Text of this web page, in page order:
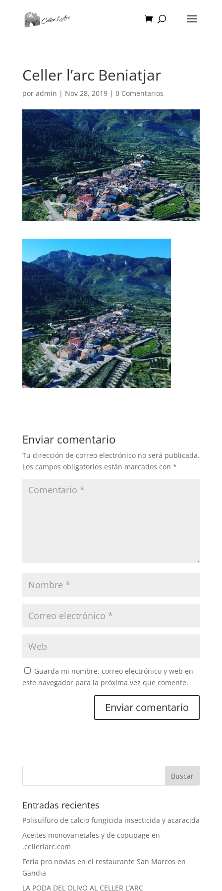
Celler l’arc Beniatjar
por admin | Nov 28, 2019| 0 Comentarios
Enviar comentario
Tu dirección de correo electrónico no será publicada.
Los campos obligatorios están marcados con *
Guarda mi nombre, correo electrónico y web en
este navegador para la próxima vez que comente.
Entradas recientes
Polisulfuro de calcio fungicida insecticida y acaracida
Aceites monovarietales y de copupage en
.cellerlarc.com
Feria pro novias en el restaurante San Marcos en
Gandia
LA PODA DEL OLIVO AL CELLER L’ARC